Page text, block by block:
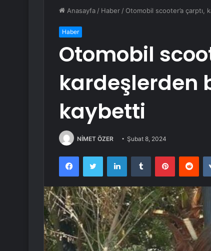
Anasayfa / Haber / Otomobil scooter’a çarptı,
Haber
Otomobil
kardeşlerden
kaybetti
NİMET ÖZER Şubat 8, 2024
FacebookTwitter LinkedInTumblr Pinterest